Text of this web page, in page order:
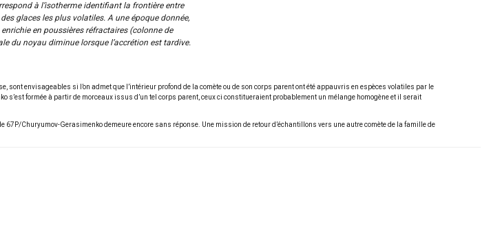
à l’isotherme identifiant la frontière entre
glaces les plus volatiles. A une époque donnée,
en poussières réfractaires (colonne de
du noyau diminue lorsque l’accrétion est tardive.
envisageables si l’on admet que l’intérieur profond de la comète ou de son corps parent ont été appauvris en espèces volatiles par le
formée à partir de morceaux issus d’un tel corps parent, ceux ci constitueraient probablement un mélange homogène et il serait
Churyumov-Gerasimenko demeure encore sans réponse. Une mission de retour d’échantillons vers une autre comète de la famille de